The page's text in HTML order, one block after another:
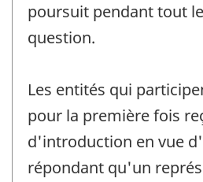
poursuit pendant tout
question.
Les entités qui
pour la première fois
d'introduction en vue
répondant qu'un